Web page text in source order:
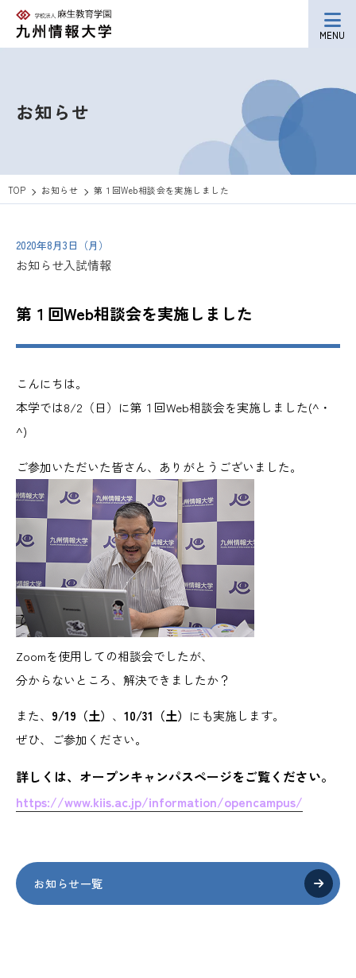
MENU
お知らせ
TOP お知らせ 第１回Web相談会を実施しました
2020年8月3日（月）
お知らせ入試情報
第１回Web相談会を実施しました
こんにちは。
本学では8/2（日）に第１回Web相談会を実施しました(^・
^)
ご参加いただいた皆さん、ありがとうございました。
Zoomを使用しての相談会でしたが、
分からないところ、解決できましたか？
また、 9/19（土） 、 10/31（土） にも実施します。
ぜひ、ご参加ください。
詳しくは、オープンキャンパスページをご覧ください。
https://www.kiis.ac.jp/information/opencampus/
お知らせ一覧